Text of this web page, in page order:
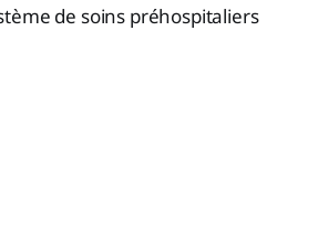
de soins préhospitaliers